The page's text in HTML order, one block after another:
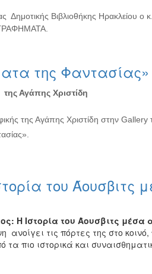
Δημοτικής Βιβλιοθήκης Ηρακλείου ο
της Φαντασίας»
Αγάπης Χριστίδη
της Αγάπης Χριστίδη στην
του Άουσβιτς
Η Ιστορία του Άουσβιτς μέσα
τις πόρτες της στο
τα πιο ιστορικά και